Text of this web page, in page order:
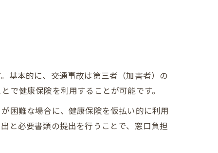
基本的に、交通事故は第三者（加害者）の
で健康保険を利用することが可能です。
困難な場合に、健康保険を仮払い的に利用
と必要書類の提出を行うことで、窓口負担